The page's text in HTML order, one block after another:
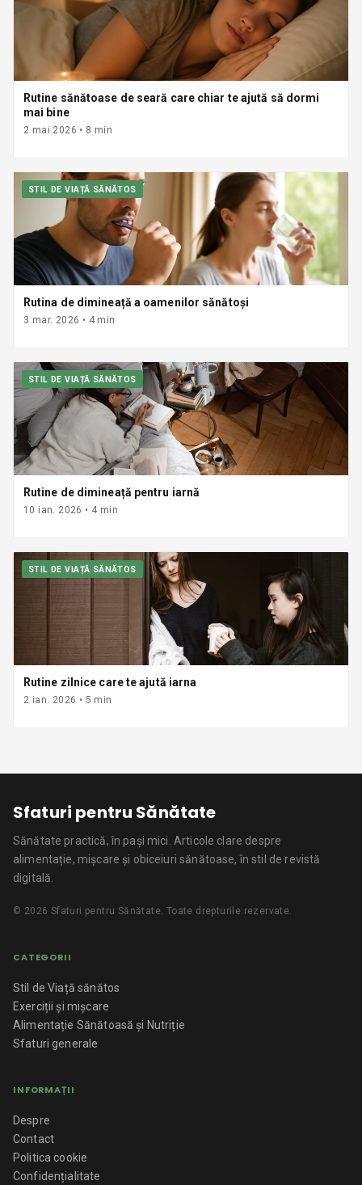
Rutine sănătoase de seară care chiar te ajută să dormi
mai bine
2 mai 2026 • 8 min
STIL DE VIAȚĂ SĂNĂTOS
Rutina de dimineață a oamenilor sănătoși
3 mar. 2026 • 4 min
STIL DE VIAȚĂ SĂNĂTOS
Rutine de dimineață pentru iarnă
10 ian. 2026 • 4 min
STIL DE VIAȚĂ SĂNĂTOS
Rutine zilnice care te ajută iarna
2 ian. 2026 • 5 min
Sfaturi pentru Sănătate
Sănătate practică, în pași mici. Articole clare despre
alimentație, mișcare și obiceiuri sănătoase, în stil de revistă
digitală.
© 2026 Sfaturi pentru Sănătate. Toate drepturile rezervate.
CATEGORII
Stil de Viață sănătos
Exerciții și mișcare
Alimentație Sănătoasă și Nutriție
Sfaturi generale
INFORMAȚII
Despre
Contact
Politica cookie
Confidențialitate